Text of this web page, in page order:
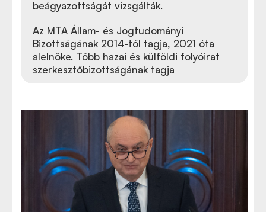
beágyazottságát vizsgálták.
Az MTA Állam- és Jogtudományi
Bizottságának 2014-től tagja, 2021 óta
alelnöke. Több hazai és külföldi folyóirat
szerkesztőbizottságának tagja